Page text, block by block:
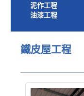
泥作工程
油漆工程
鐵皮屋工程